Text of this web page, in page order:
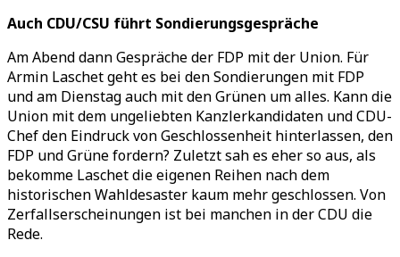
Auch CDU/CSU führt Sondierungsgespräche
Am Abend dann Gespräche der FDP mit der Union. Für
Armin Laschet geht es bei den Sondierungen mit FDP
und am Dienstag auch mit den Grünen um alles. Kann die
Union mit dem ungeliebten Kanzlerkandidaten und CDU-
Chef den Eindruck von Geschlossenheit hinterlassen, den
FDP und Grüne fordern? Zuletzt sah es eher so aus, als
bekomme Laschet die eigenen Reihen nach dem
historischen Wahldesaster kaum mehr geschlossen. Von
Zerfallserscheinungen ist bei manchen in der CDU die
Rede.